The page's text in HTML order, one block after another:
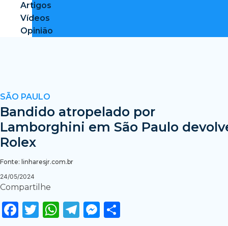
Artigos
Vídeos
Opinião
SÃO PAULO
Bandido atropelado por
Lamborghini em São Paulo
Rolex
Fonte: linharesjr.com.br
24/05/2024
Compartilhe
Facebook
Twitter
WhatsApp
Telegram
Messenger